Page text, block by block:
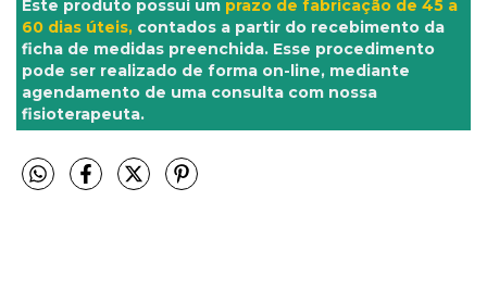
Este produto possui um prazo de fabricação de 45 a
60 dias úteis, contados a partir do recebimento da
ficha de medidas preenchida. Esse procedimento
pode ser realizado de forma on-line, mediante
agendamento de uma consulta com nossa
fisioterapeuta.